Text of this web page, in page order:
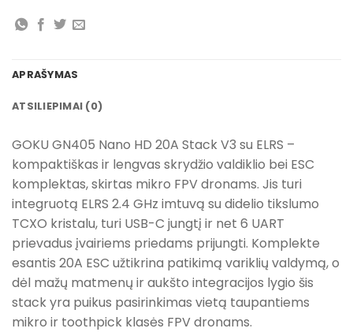
APRAŠYMAS
ATSILIEPIMAI (0)
GOKU GN405 Nano HD 20A Stack V3 su ELRS –
kompaktiškas ir lengvas skrydžio valdiklio bei ESC
komplektas, skirtas mikro FPV dronams. Jis turi
integruotą ELRS 2.4 GHz imtuvą su didelio tikslumo
TCXO kristalu, turi USB-C jungtį ir net 6 UART
prievadus įvairiems priedams prijungti. Komplekte
esantis 20A ESC užtikrina patikimą variklių valdymą, o
dėl mažų matmenų ir aukšto integracijos lygio šis
stack yra puikus pasirinkimas vietą taupantiems
mikro ir toothpick klasės FPV dronams.